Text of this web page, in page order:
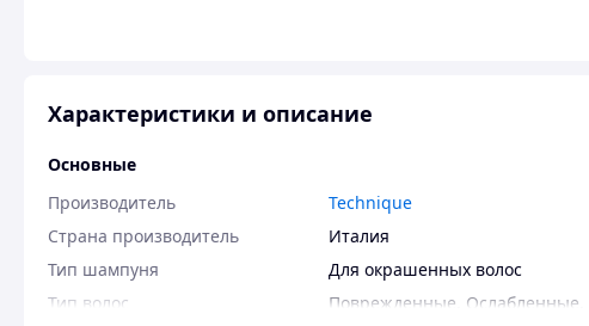
Характеристики и описание
Основные
Производитель
Technique
Страна производитель
Италия
Тип шампуня
Для окрашенных волос
Тип волос
Поврежденные Ослабленные